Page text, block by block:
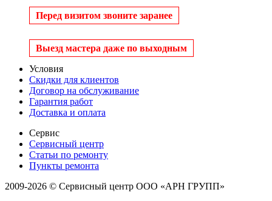
Перед визитом звоните заранее
Выезд мастера даже по выходным
Условия
Скидки для клиентов
Договор на обслуживание
Гарантия работ
Доставка и оплата
Сервис
Сервисный центр
Статьи по ремонту
Пункты ремонта
2009-2026 © Сервисный центр ООО «АРН ГРУПП»